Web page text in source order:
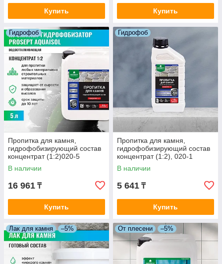
Купить Купить
Гидрофоб
Пропитка для камня,
гидрофобизирующий состав
концентрат (1:2)020-5
AQUAISOL (АКВАИЗОЛ) - 5
л.=50м2.
В наличии
16 961 ₸
Купить
Гидрофоб
Пропитка для камня,
гидрофобизирующий состав
концентрат (1:2), 020-1
AQUAISOL (АКВАИЗОЛ) 1
л.=10м2
В наличии
5 641 ₸
Купить
Лак для камня –5% От плесени –5%